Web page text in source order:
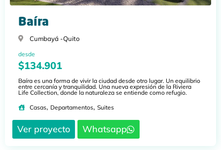
Baíra
Cumbayá -Quito
desde
$134.901
Baíra es una forma de vivir la ciudad desde otro lugar. Un equilibrio
entre cercanía y tranquilidad. Una nueva expresión de la Riviera
Life Collection, donde la naturaleza se entiende como refugio.
Casas, Departamentos, Suites
Ver proyecto Whatsapp